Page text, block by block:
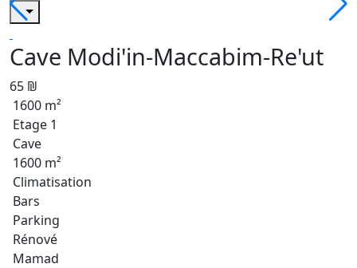
Cave Modi'in-Maccabim-Re'ut
65 ₪
1600 m²
Etage 1
Cave
1600 m²
Climatisation
Bars
Parking
Rénové
Mamad